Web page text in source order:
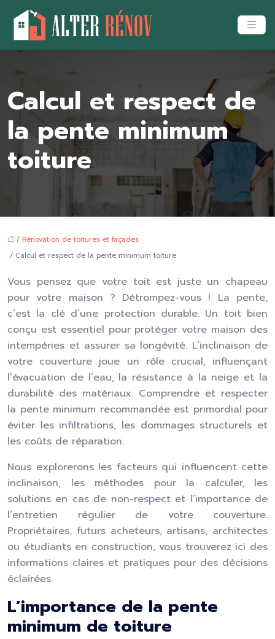
Calcul et respect de
la pente minimum
toiture
/ Rénovation de toitures et façades
/ Calcul et respect de la pente minimum toiture
Vous pensez que votre toit est juste un chapeau
pour votre maison ? Détrompez-vous ! La pente,
c’est la clé d’une protection durable. Un toit bien
conçu est essentiel pour protéger votre maison des
intempéries et assurer sa longévité. L’inclinaison de
votre couverture joue un rôle crucial, influençant
l’évacuation de l’eau, la résistance à la neige et la
durabilité des matériaux. Comprendre et respecter
la pente minimum recommandée est primordial pour
éviter les infiltrations, les dommages structurels et
les coûts de réparation.
Nous explorerons les facteurs qui influencent cette
inclinaison, les méthodes pour la calculer, les
solutions en cas de non-respect et l’importance de
l’entretien régulier de votre couverture.
Propriétaires, futurs acheteurs, artisans, architectes
ou étudiants en construction, vous trouverez ici des
informations claires et pratiques pour des décisions
éclairées.
L’importance de la pente
minimum de toiture